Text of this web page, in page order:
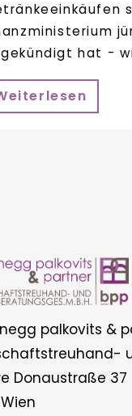
hat -
palkovits &
Donaustraße 37